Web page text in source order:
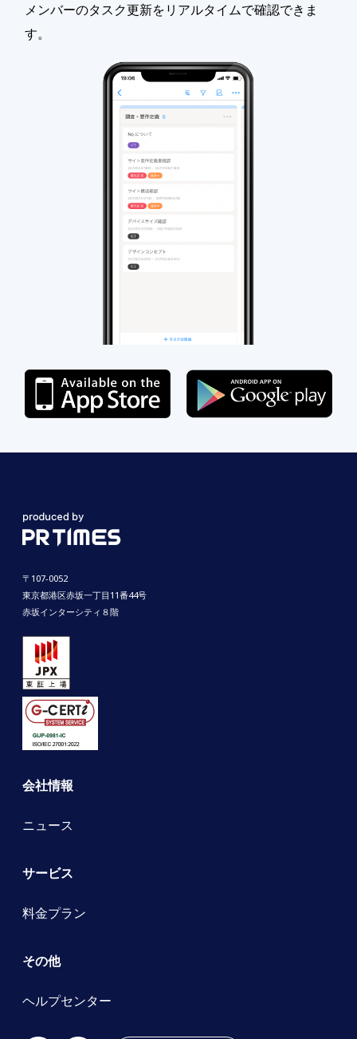
メンバーのタスク更新をリアルタイムで確認できま
す。
〒107-0052
東京都港区赤坂一丁目11番44号
赤坂インターシティ８階
会社情報
ニュース
サービス
料金プラン
その他
ヘルプセンター